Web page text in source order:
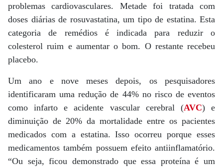
problemas cardiovasculares. Metade foi tratada com
doses diárias de rosuvastatina, um tipo de estatina. Esta
categoria de remédios é indicada para reduzir o
colesterol ruim e aumentar o bom. O restante recebeu
placebo.
Um ano e nove meses depois, os pesquisadores
identificaram uma redução de 44% no risco de eventos
como infarto e acidente vascular cerebral (AVC) e
diminuição de 20% da mortalidade entre os pacientes
medicados com a estatina. Isso ocorreu porque esses
medicamentos também possuem efeito antiinflamatório.
“Ou seja, ficou demonstrado que essa proteína é um